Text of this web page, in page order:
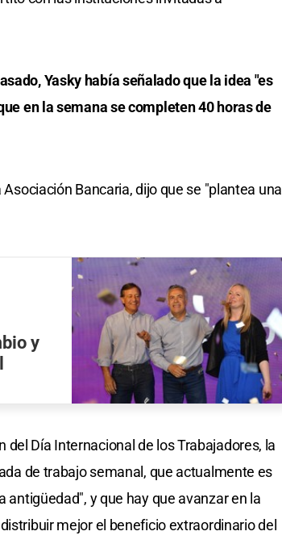
Yasky había señalado que la idea "es
en la semana se completen 40 horas de
Bancaria, dijo que se "plantea una
y
Día Internacional de los Trabajadores, la
de trabajo semanal, que actualmente es
antigüedad", y que hay que avanzar en la
mejor el beneficio extraordinario del